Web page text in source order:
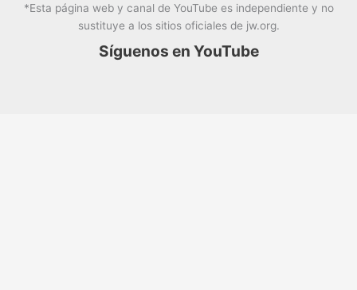
*Esta página web y canal de YouTube es independiente y no
sustituye a los sitios oficiales de jw.org.
Síguenos en YouTube